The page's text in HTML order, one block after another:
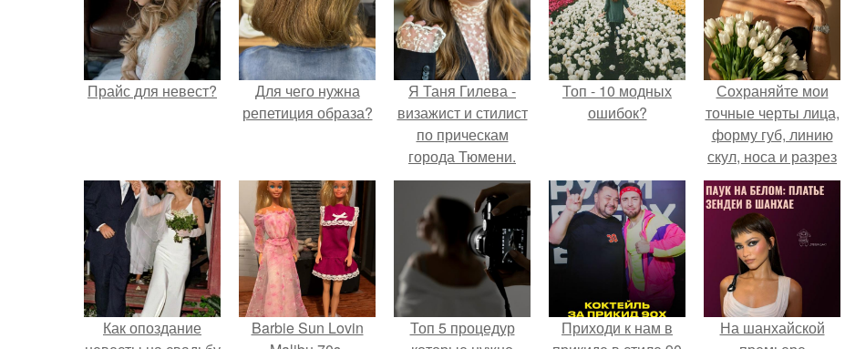
Прайс для невест?
Для чего нужна
репетиция образа?
Я Таня Гилева -
визажист и стилист
по прическам
города Тюмени.
Топ - 10 модных
ошибок?
Сохраняйте мои
точные черты лица,
форму губ, линию
скул, носа и разрез
глаз.
Как опоздание
Barbie Sun Lovin
Топ 5 процедур
Приходи к нам в
На шанхайской